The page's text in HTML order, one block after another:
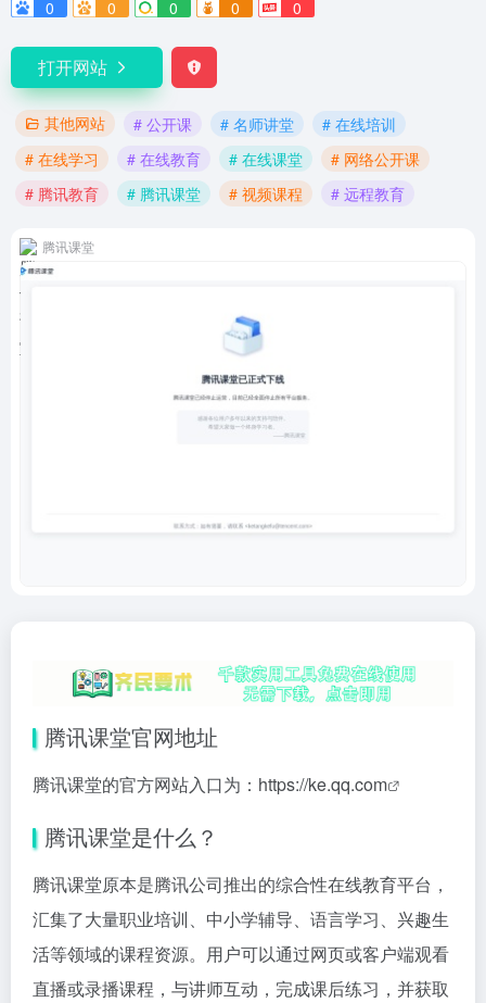
0
0 0 0 0
打开网站
其他网站 # 公开课 # 名师讲堂
# 在线培训
# 在线学习
# 在线教育 # 在线课堂
# 网络公开课
# 腾讯教育
# 腾讯课堂 # 视频课程 # 远程教育
腾讯课堂
腾讯课堂官网地址
腾讯课堂的官方网站入口为： https://ke.qq.com
腾讯课堂是什么？
腾讯课堂原本是腾讯公司推出的综合性在线教育平台，
汇集了大量职业培训、中小学辅导、语言学习、兴趣生
活等领域的课程资源。用户可以通过网页或客户端观看
直播或录播课程，与讲师互动，完成课后练习，并获取